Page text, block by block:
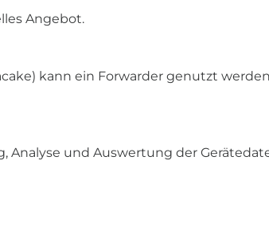
Angebot.
kann ein Forwarder genutzt
Analyse und Auswertung der